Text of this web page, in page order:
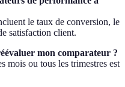
le taux de conversion, le
satisfaction client.
mon comparateur ?
mois ou tous les trimestres est